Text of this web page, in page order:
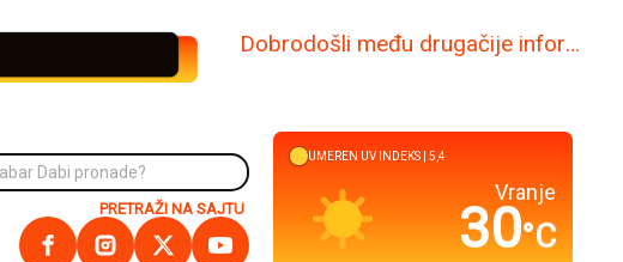
www.dabi.rs
PRETRAŽI NA SAJTU
UMEREN UV INDEKS | 5,2
Kuršumlija
32°C